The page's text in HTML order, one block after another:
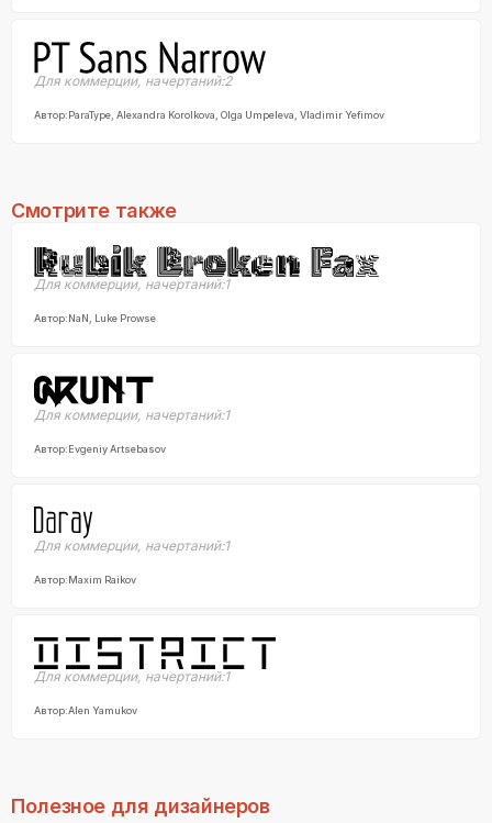
Для коммерции, начертаний:2
Автор:ParaType, Alexandra Korolkova, Olga Umpeleva, Vladimir Yefimov
Смотрите также
Для коммерции, начертаний:1
Автор:NaN, Luke Prowse
Для коммерции, начертаний:1
Автор:Evgeniy Artsebasov
Для коммерции, начертаний:1
Автор:Maxim Raikov
Для коммерции, начертаний:1
Автор:Alen Yamukov
Полезное для дизайнеров